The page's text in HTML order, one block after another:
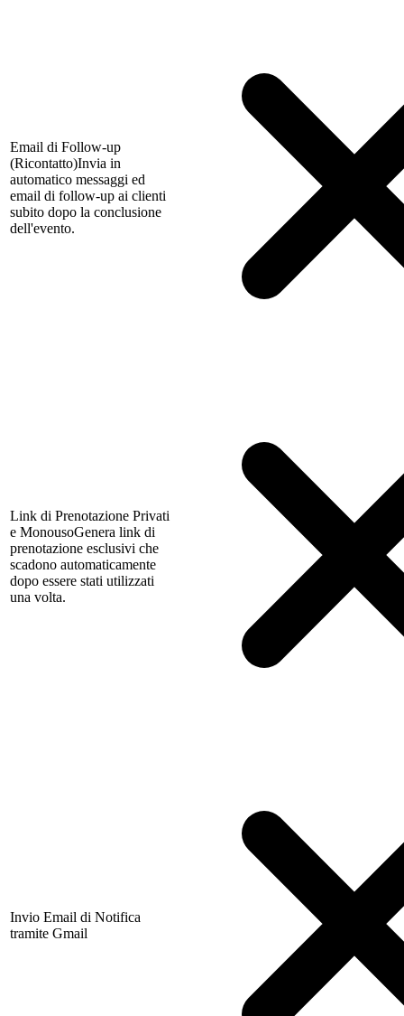
Email di Follow-up
(Ricontatto)Invia in
automatico messaggi ed
email di follow-up ai clienti
subito dopo la conclusione
dell'evento.
Link di Prenotazione Privati
e MonousoGenera link di
prenotazione esclusivi che
scadono automaticamente
dopo essere stati utilizzati
una volta.
Invio Email di Notifica
tramite Gmail